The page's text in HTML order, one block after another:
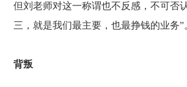
但刘老师对这一称谓也不反感，不可否
三，就是我们最主要，也最挣钱的业务”
背叛